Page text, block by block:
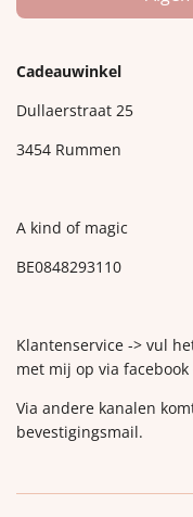
Cadeauwinkel
Dullaerstraat 25
3454 Rummen
A kind of magic
BE0848293110
Klantenservice -> vul
met mij op via
Via andere kanalen
bevestigingsmail.